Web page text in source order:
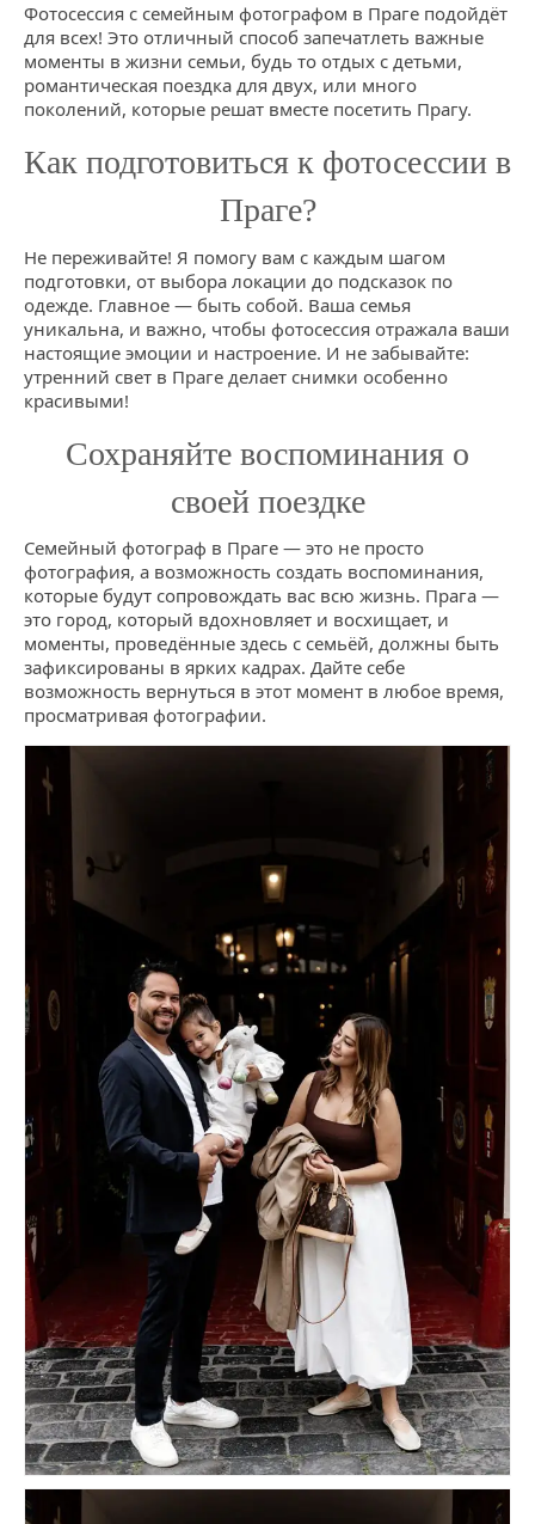
Фотосессия с семейным фотографом в Праге подойдёт
для всех! Это отличный способ запечатлеть важные
моменты в жизни семьи, будь то отдых с детьми,
романтическая поездка для двух, или много
поколений, которые решат вместе посетить Прагу.
Как подготовиться к фотосессии в
Праге?
Не переживайте! Я помогу вам с каждым шагом
подготовки, от выбора локации до подсказок по
одежде. Главное — быть собой. Ваша семья
уникальна, и важно, чтобы фотосессия отражала ваши
настоящие эмоции и настроение. И не забывайте:
утренний свет в Праге делает снимки особенно
красивыми!
Сохраняйте воспоминания о
своей поездке
Семейный фотограф в Праге — это не просто
фотография, а возможность создать воспоминания,
которые будут сопровождать вас всю жизнь. Прага —
это город, который вдохновляет и восхищает, и
моменты, проведённые здесь с семьёй, должны быть
зафиксированы в ярких кадрах. Дайте себе
возможность вернуться в этот момент в любое время,
просматривая фотографии.